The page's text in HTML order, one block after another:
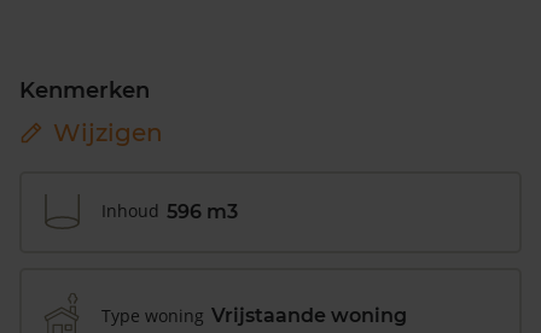
Kenmerken
Wijzigen
Inhoud 596 m3
Type woning Vrijstaande woning